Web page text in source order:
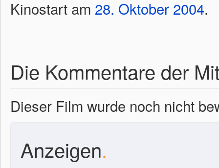
Kinostart am 28. Oktober 2004.
Die Kommentare der
Dieser Film wurde noch nicht
Anzeigen.